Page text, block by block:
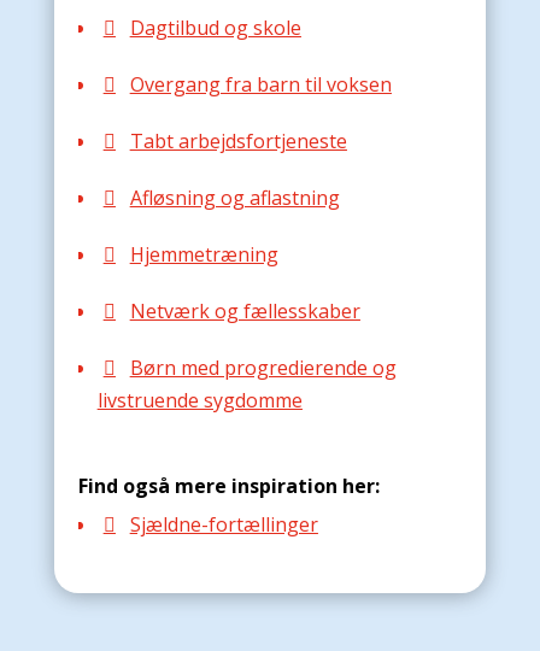
 Dagtilbud og skole
 Overgang fra barn til voksen
 Tabt arbejdsfortjeneste
 Afløsning og aflastning
 Hjemmetræning
 Netværk og fællesskaber

Børn med progredierende og
livstruende sygdomme
Find også mere inspiration her:
 Sjældne-fortællinger